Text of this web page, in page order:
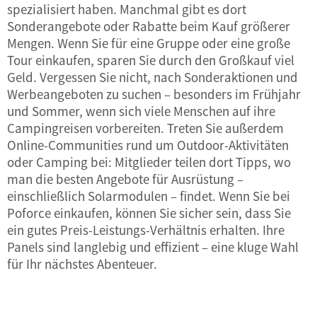
spezialisiert haben. Manchmal gibt es dort
Sonderangebote oder Rabatte beim Kauf größerer
Mengen. Wenn Sie für eine Gruppe oder eine große
Tour einkaufen, sparen Sie durch den Großkauf viel
Geld. Vergessen Sie nicht, nach Sonderaktionen und
Werbeangeboten zu suchen – besonders im Frühjahr
und Sommer, wenn sich viele Menschen auf ihre
Campingreisen vorbereiten. Treten Sie außerdem
Online-Communities rund um Outdoor-Aktivitäten
oder Camping bei: Mitglieder teilen dort Tipps, wo
man die besten Angebote für Ausrüstung –
einschließlich Solarmodulen – findet. Wenn Sie bei
Poforce einkaufen, können Sie sicher sein, dass Sie
ein gutes Preis-Leistungs-Verhältnis erhalten. Ihre
Panels sind langlebig und effizient – eine kluge Wahl
für Ihr nächstes Abenteuer.